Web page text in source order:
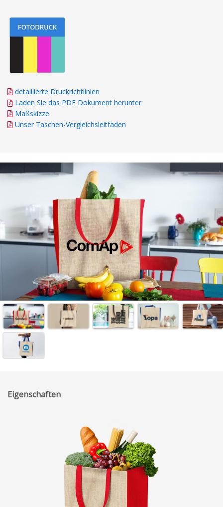
detaillierte Druckrichtlinien
Laden Sie das PDF Dokument herunter
Maßskizze
Unser Taschen-Vergleichsleitfaden
Eigenschaften